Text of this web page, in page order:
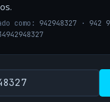
como: 942948327 · 942